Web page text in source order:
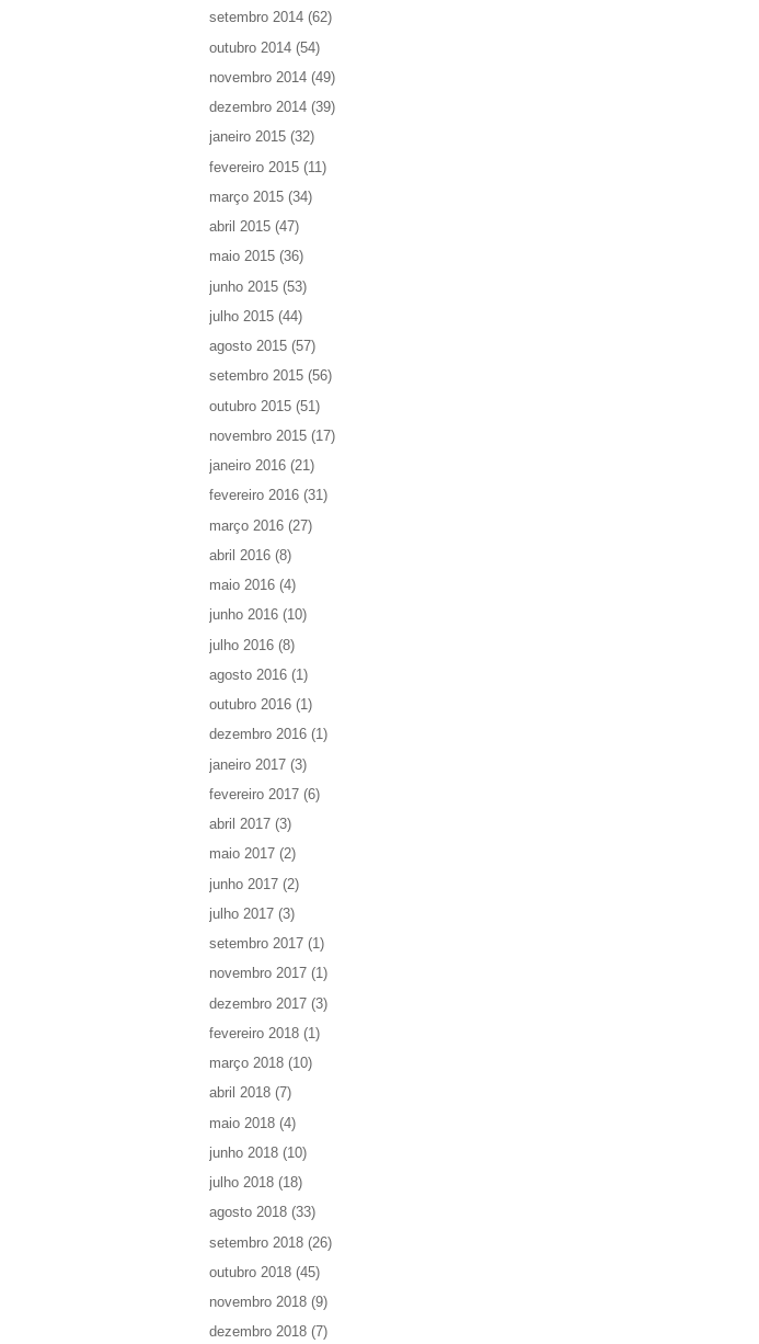
setembro 2014 (62)
outubro 2014 (54)
novembro 2014 (49)
dezembro 2014 (39)
janeiro 2015 (32)
fevereiro 2015 (11)
março 2015 (34)
abril 2015 (47)
maio 2015 (36)
junho 2015 (53)
julho 2015 (44)
agosto 2015 (57)
setembro 2015 (56)
outubro 2015 (51)
novembro 2015 (17)
janeiro 2016 (21)
fevereiro 2016 (31)
março 2016 (27)
abril 2016 (8)
maio 2016 (4)
junho 2016 (10)
julho 2016 (8)
agosto 2016 (1)
outubro 2016 (1)
dezembro 2016 (1)
janeiro 2017 (3)
fevereiro 2017 (6)
abril 2017 (3)
maio 2017 (2)
junho 2017 (2)
julho 2017 (3)
setembro 2017 (1)
novembro 2017 (1)
dezembro 2017 (3)
fevereiro 2018 (1)
março 2018 (10)
abril 2018 (7)
maio 2018 (4)
junho 2018 (10)
julho 2018 (18)
agosto 2018 (33)
setembro 2018 (26)
outubro 2018 (45)
novembro 2018 (9)
dezembro 2018 (7)